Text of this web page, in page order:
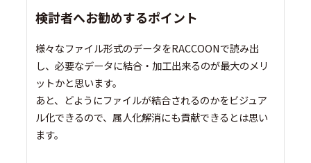
検討者へお勧めするポイント
様々なファイル形式のデータをRACCOONで読み出
し、必要なデータに結合・加工出来るのが最大のメリ
ットかと思います。
あと、どようにファイルが結合されるのかをビジュア
ル化できるので、属人化解消にも貢献できるとは思い
ます。